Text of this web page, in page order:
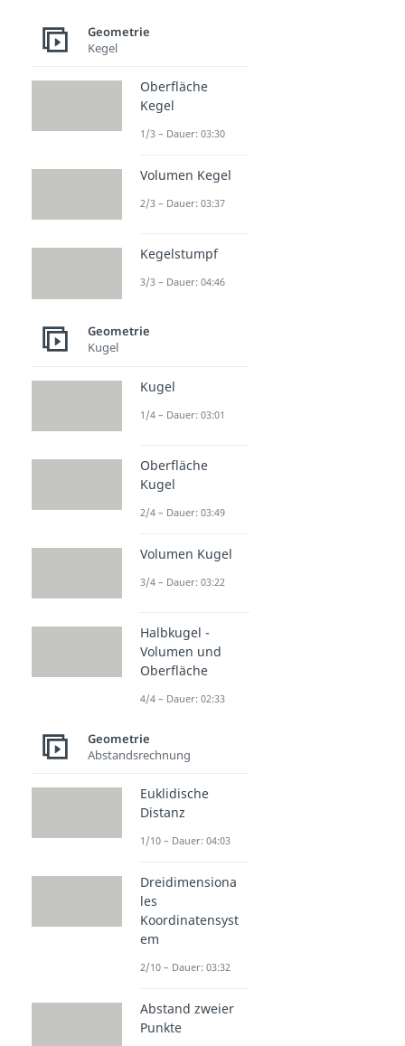
Geometrie
Kegel
Oberfläche
Kegel
1/3 – Dauer: 03:30
Volumen Kegel
2/3 – Dauer: 03:37
Kegelstumpf
3/3 – Dauer: 04:46
Geometrie
Kugel
Kugel
1/4 – Dauer: 03:01
Oberfläche
Kugel
2/4 – Dauer: 03:49
Volumen Kugel
3/4 – Dauer: 03:22
Halbkugel -
Volumen und
Oberfläche
4/4 – Dauer: 02:33
Geometrie
Abstandsrechnung
Euklidische
Distanz
1/10 – Dauer: 04:03
Dreidimensiona
les
Koordinatensyst
em
2/10 – Dauer: 03:32
Abstand zweier
Punkte